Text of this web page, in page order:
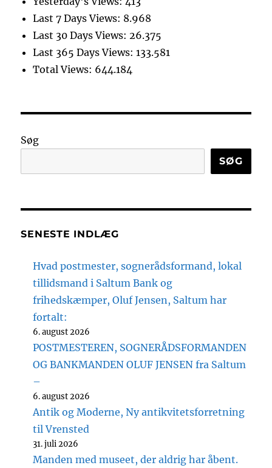
Last 7 Days Views: 8.968
Last 30 Days Views: 26.375
Last 365 Days Views:133.581
Total Views: 644.184
Søg
SØG
SENESTE INDLÆG
Hvad postmester, sognerådsformand, lokal
tillidsmand i Saltum Bank og
frihedskæmper, Oluf Jensen, Saltum har
fortalt:
6. august 2026
POSTMESTEREN, SOGNERÅDSFORMANDEN
OG BANKMANDEN OLUF JENSEN fra Saltum
–
6. august 2026
Antik og Moderne, Ny antikvitetsforretning
til Vrensted
31. juli 2026
Manden med museet, der aldrig har åbent.